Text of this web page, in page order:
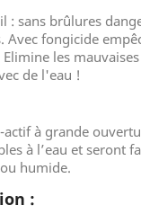
: sans brûlures
Avec fongicide
les
de l'eau !
à grande
à l’eau et seront
humide.
: